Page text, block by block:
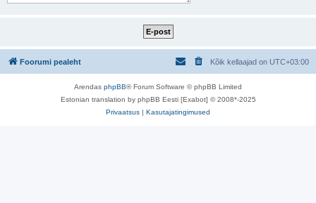
Foorumi pealeht Kõik kellaajad on UTC+03:00
Arendas phpBB® Forum Software © phpBB Limited
Estonian translation by phpBB Eesti [Exabot] © 2008*-2025
Privaatsus | Kasutajatingimused